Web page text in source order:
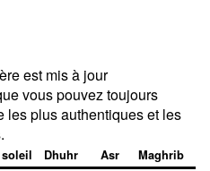
est mis à jour
vous pouvez toujours
les plus authentiques et les
Dhuhr Asr Maghrib